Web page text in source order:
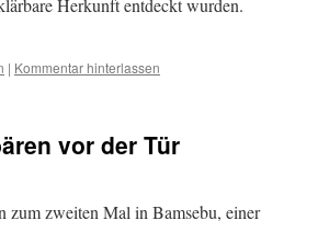
Herkunft entdeckt wurden.
| Kommentar hinterlassen
vor der Tür
zum zweiten Mal in Bamsebu, einer